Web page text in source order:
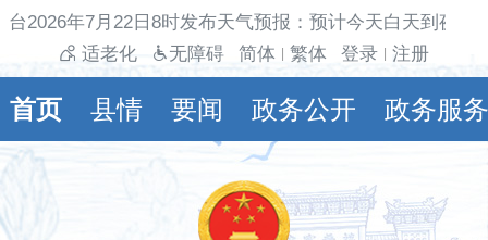
2026年7月22日8时发布天气预报：预计今天白天到夜
适老化
无障碍 简体 繁体 登录 注册
首页 县情 要闻 政务公开 政务服务